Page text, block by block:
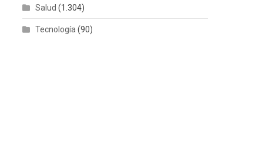
Salud (1.304)
Tecnología (90)